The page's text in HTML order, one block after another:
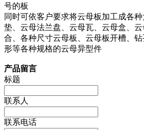
号的板
同时可依客户要求将云母板加工成各种
垫、云母法兰盘、云母瓦、云母盒、
合、各种尺寸云母板、云母板开槽、钻
形等各种规格的云母异型件
产品留言
标题
联系人
联系电话